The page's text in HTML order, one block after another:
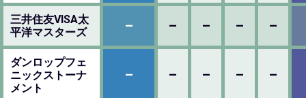
三井住友VISA太
平洋マスターズ
– – – – –
ダンロップフェ
ニックストーナ
メント
– – – – –